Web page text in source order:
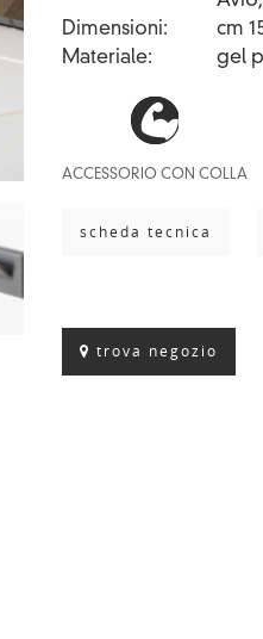
Dimensioni
cm
Materiale
gel
ACCESSORIO CON COLLA
scheda tecnica
trova negozio